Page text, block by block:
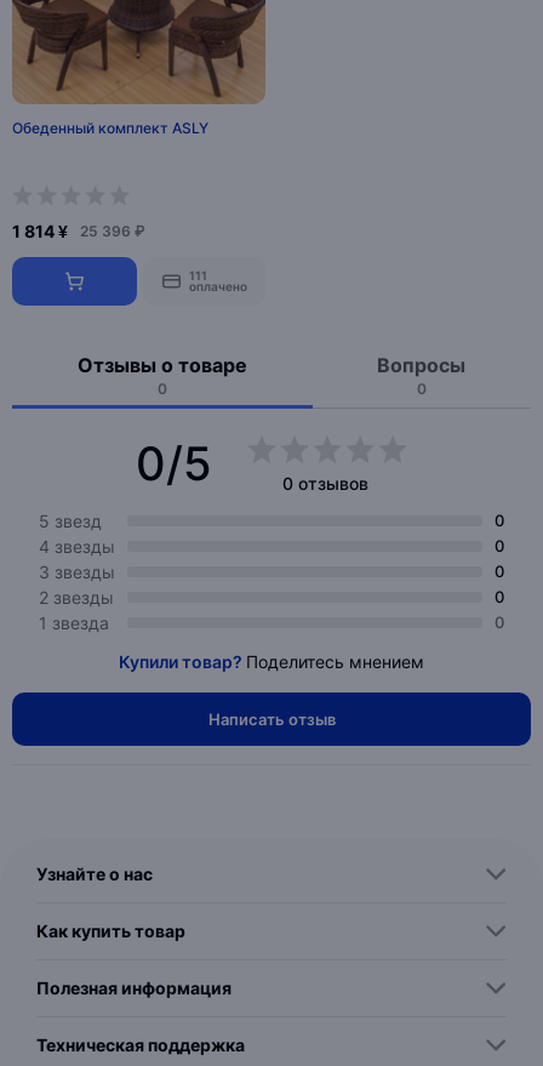
Обеденный комплект ASLY
1 814 ¥ 25 396 ₽
111
оплачено
Отзывы о товаре
0
Вопросы
0
0/5
0 отзывов
5 звезд
0
4 звезды 0
3 звезды 0
2 звезды 0
1 звезда 0
Купили товар? Поделитесь мнением
Написать отзыв
Узнайте о нас
Как купить товар
Полезная информация
Техническая поддержка